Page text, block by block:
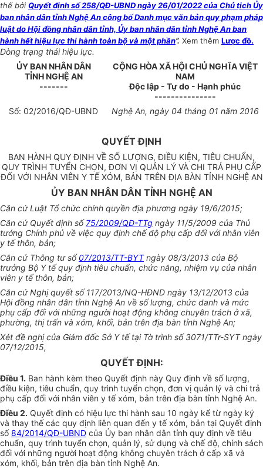
thế bởi Quyết định số 258/QĐ-UBND ngày 26/01/2022 của Chủ tịch Ủy
ban nhân dân tỉnh Nghệ An công bố Danh mục văn bản quy phạm pháp
luật do Hội đồng nhân dân tỉnh, Ủy ban nhân dân tỉnh Nghệ An ban
hành hết hiệu lực thi hành toàn bộ và một phần”. Xem thêm Lược đồ.
Dòng trạng thái hiệu lực.
ỦY BAN NHÂNDÂN
TỈNHNGHỆ AN
-------
CỘNG HÒA XÃ HỘI CHỦ NGHĨA VIỆT
NAM
Độc lập - Tự do - Hạnh phúc
---------------
Số: 02/2016/QĐ-UBND Nghệ An, ngày 04 tháng 01 năm 2016
QUYẾT ĐỊNH
BAN HÀNH QUY ĐỊNH VỀ SỐ LƯỢNG, ĐIỀU KIỆN, TIÊU CHUẨN,
QUY TRÌNH TUYỂN CHỌN, ĐƠN VỊ QUẢN LÝ VÀ CHI TRẢ PHỤ CẤP
ĐỐI VỚI NHÂN VIÊN Y TẾ XÓM, BẢN TRÊN ĐỊA BÀN TỈNH NGHỆ AN
ỦY BAN NHÂN DÂN TỈNH NGHỆ AN
Căn cứ Luật Tổ chức chính quyền địa phương ngày 19/6/2015;
Căn cứ Quyết định số75/2009/QĐ-TTg ngày 11/5/2009 của Thủ
tướng Chính phủ về việc quy định chế độ phụ cấp đối với nhân viên
y tế thôn, bản;
Căn cứ Thông tư số07/2013/TT-BYTngày 08/3/2013 của Bộ
trưởng Bộ Y tế quy định tiêu chuẩn, chức năng, nhiệm vụ của nhân
viên y tế thôn, bản;
Căn cứ Nghị quyết số 117/2013/NQ-HĐND ngày 13/12/2013 của
Hội đồng nhân dân tỉnh Nghệ An về số lượng, chức danh và mức
phụ cấp đối với những người hoạt động không chuyên trách ở xã,
phường, thị trấn và xóm, khối, bản trên địa bàn tỉnh Nghệ An;
Xét đề nghị của Giám đốc Sở Y tế tại Tờ trình số 3071/TTr-SYT ngày
07/12/2015,
QUYẾT ĐỊNH:
Điều 1. Ban hành kèm theo Quyết định này Quy định về số lượng,
điều kiện, tiêu chuẩn, quy trình tuyển chọn, đơn vị quản lý và chi trả
phụ cấp đối với nhân viên y tế xóm, bản trên địa bàn tỉnh Nghệ An.
Điều 2. Quyết định có hiệu lực thi hành sau 10 ngày kể từ ngày ký
và thay thế các quy định liên quan đến y tế xóm, bản tại Quyết định
số84/2014/QĐ-UBND của Ủy ban nhân dân tỉnh quy định về tiêu
chuẩn, quy trình tuyển chọn, quản lý, sử dụng và chế độ, chính sách
đối với những người hoạt động không chuyên trách ở cấp xã và
xóm, khối, bản trên địa bàn tỉnh Nghệ An.